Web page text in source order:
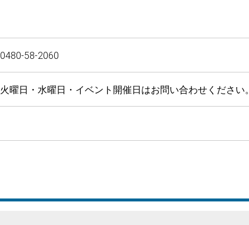
0480-58-2060
火曜日・水曜日・イベント開催日はお問い合わせください。